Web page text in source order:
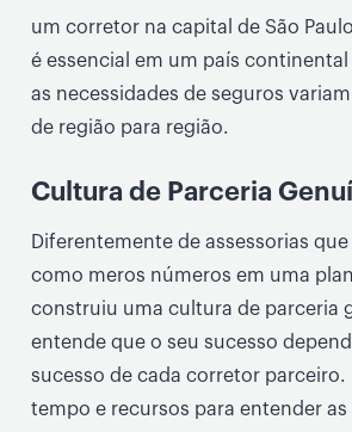
um corretor na capital de São
é essencial em um país
as necessidades de seguros
de região para região.
Cultura de Parceria
Diferentemente de assessorias
como meros números em uma
construiu uma cultura de parceria
entende que o seu sucesso
sucesso de cada corretor parceiro.
tempo e recursos para entender as